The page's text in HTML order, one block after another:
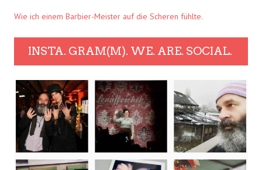
Wie ich einem Barbier-Meister auf die Scheren fühlte.
INSTA. GRAM(M). WE. ARE. SOCIAL.